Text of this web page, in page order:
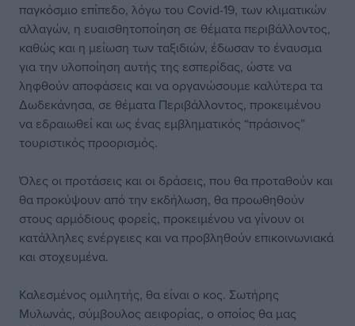
παγκόσμιο επίπεδο, λόγω του Covid-19, των κλιματικών
αλλαγών, η ευαισθητοποίηση σε θέματα περιβάλλοντος,
καθώς και η μείωση των ταξιδιών, έδωσαν το έναυσμα
για την υλοποίηση αυτής της εσπερίδας, ώστε να
ληφθούν αποφάσεις και να οργανώσουμε καλύτερα τα
Δωδεκάνησα, σε θέματα Περιβάλλοντος, προκειμένου
να εδραιωθεί και ως ένας εμβληματικός “πράσινος”
τουριστικός προορισμός.
Όλες οι προτάσεις και οι δράσεις, που θα προταθούν και
θα προκύψουν από την εκδήλωση, θα προωθηθούν
στους αρμόδιους φορείς, προκειμένου να γίνουν οι
κατάλληλες ενέργειες και να προβληθούν επικοινωνιακά
και στοχευμένα.
Καλεσμένος ομιλητής, θα είναι ο κος. Σωτήρης
Μυλωνάς, σύμβουλος αειφορίας, ο οποίος θα μας